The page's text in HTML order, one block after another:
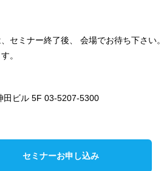
セミナー終了後、 会場でお待ち下さい。
。
田ビル 5F 03-5207-5300
セミナーお申し込み